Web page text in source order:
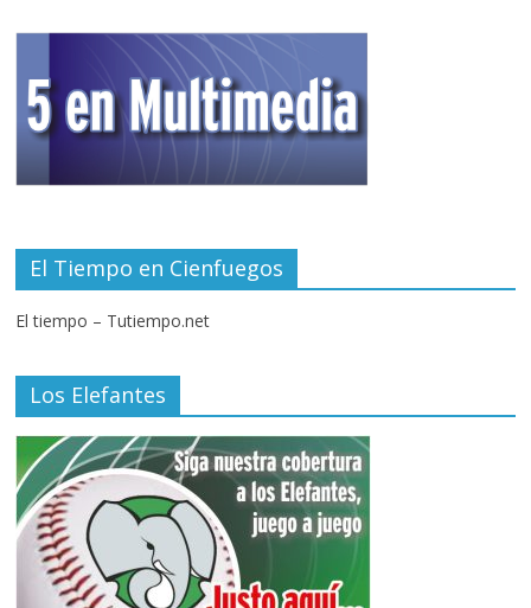
El Tiempo en Cienfuegos
El tiempo – Tutiempo.net
Los Elefantes